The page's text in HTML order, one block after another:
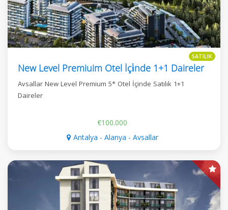
SATILIK
New Level Premiuim Otel İçi̇nde 1+1 Daireler
Avsallar New Level Premium 5* Otel İçinde Satılık 1+1
Daireler
€100.000
Antalya - Alanya - Avsallar